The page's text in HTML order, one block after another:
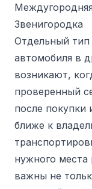
Звенигородка
Отдельный
автомобиля в
возникают,
проверенный
после покупки
ближе к
нужного
важны не